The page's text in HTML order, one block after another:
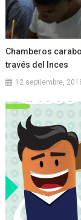
Chamberos
través del Inces
12 septiembre,